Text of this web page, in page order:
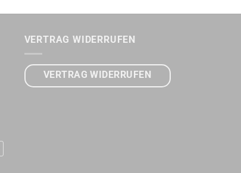
VERTRAG WIDERRUFEN
VERTRAG WIDERRUFEN